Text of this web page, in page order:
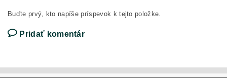
Buďte prvý, kto napíše príspevok k tejto položke.
Pridať komentár